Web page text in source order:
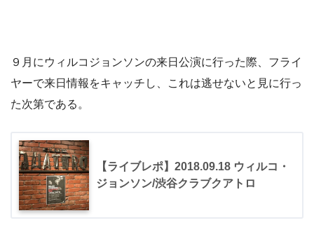
９月にウィルコジョンソンの来日公演に行った際、フライ
ヤーで来日情報をキャッチし、これは逃せないと見に行っ
た次第である。
【ライブレポ】2018.09.18 ウィルコ・
ジョンソン/渋谷クラブクアトロ